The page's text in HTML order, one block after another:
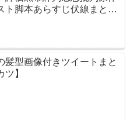
ト脚本あらすじ伏線まと
華子】
髪型画像付きツイートまと
ツ】